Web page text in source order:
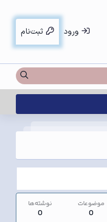
ورود ثبت‌نام
موضوعات
0
نوشته‌ها
0